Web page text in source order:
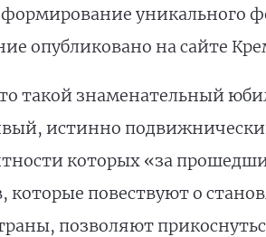
уникального
опубликовано нa сайте
такой знаменательный
истинно
которых «за
повествуют о
позволяют